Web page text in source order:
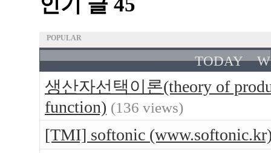
POPULAR
TODAY
생산자선택이론(theory of
function) (136 views)
[TMI] softonic